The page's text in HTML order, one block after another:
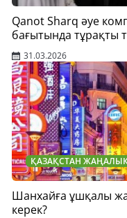
Qanot Sharq әуе
бағытында тұрақты
31.03.2026
ҚАЗАҚСТАН
Шанхайға ұшқалы
керек?